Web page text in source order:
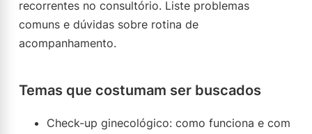
recorrentes no consultório. Liste problemas
comuns e dúvidas sobre rotina de
acompanhamento.
Temas que costumam ser buscados
Check-up ginecológico: como funciona e com